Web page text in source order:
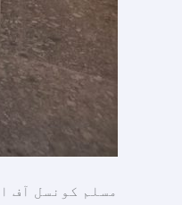
مسلم کونسل آف
ثقافت
کے
کردار
کی
اہمیت
دیا۔